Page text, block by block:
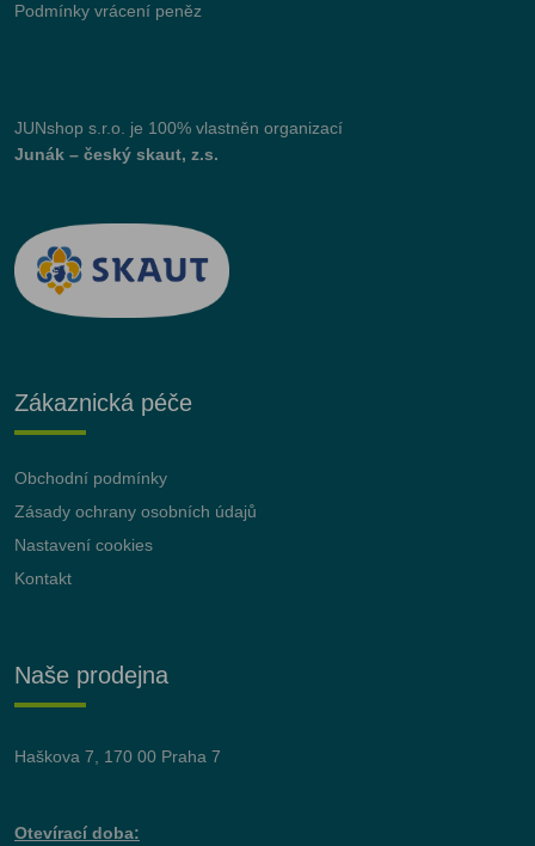
Podmínky vrácení peněz
JUNshop s.r.o.
je 100% vlastněn organizací
Junák – český skaut, z.s.
Zákaznická péče
Obchodní podmínky
Zásady ochrany osobních údajů
Nastavení cookies
Kontakt
Naše prodejna
Haškova 7, 170 00 Praha 7
Otevírací doba: